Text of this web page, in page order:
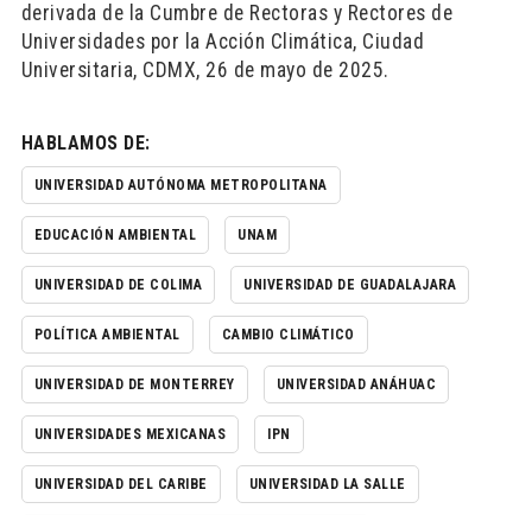
derivada de la Cumbre de Rectoras y Rectores de
Universidades por la Acción Climática, Ciudad
Universitaria, CDMX, 26 de mayo de 2025.
HABLAMOS DE:
UNIVERSIDAD AUTÓNOMA METROPOLITANA
EDUCACIÓN AMBIENTAL UNAM
UNIVERSIDAD DE COLIMA UNIVERSIDAD DE GUADALAJARA
POLÍTICA AMBIENTAL CAMBIO CLIMÁTICO
UNIVERSIDAD DE MONTERREY UNIVERSIDAD ANÁHUAC
UNIVERSIDADES MEXICANAS IPN
UNIVERSIDAD DEL CARIBE UNIVERSIDAD LA SALLE